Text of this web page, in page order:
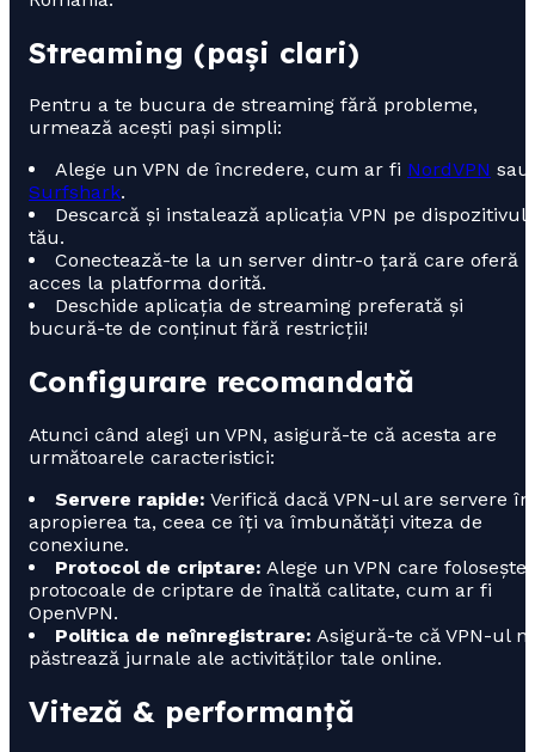
Streaming (pași clari)
Pentru a te bucura de streaming fără probleme,
urmează acești pași simpli:
Alege un VPN de încredere, cum ar fi NordVPN sau
Surfshark.
Descarcă și instalează aplicația VPN pe dispozitivul
tău.
Conectează-te la un server dintr-o țară care oferă
acces la platforma dorită.
Deschide aplicația de streaming preferată și
bucură-te de conținut fără restricții!
Configurare recomandată
Atunci când alegi un VPN, asigură-te că acesta are
următoarele caracteristici:
Servere rapide: Verifică dacă VPN-ul are servere în
apropierea ta, ceea ce îți va îmbunătăți viteza de
conexiune.
Protocol de criptare: Alege un VPN care folosește
protocoale de criptare de înaltă calitate, cum ar fi
OpenVPN.
Politica de neînregistrare: Asigură-te că VPN-ul
păstrează jurnale ale activităților tale online.
Viteză & performanță